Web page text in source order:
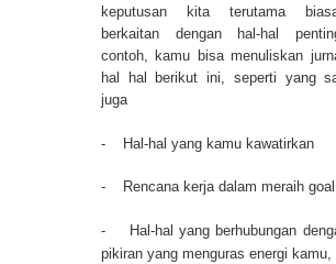
keputusan kita terutama
berkaitan dengan hal-hal
contoh, kamu bisa menuliskan
hal hal berikut ini, seperti yang
juga
- Hal-hal yang kamu kawatirkan
- Rencana kerja dalam meraih
- Hal-hal yang berhubungan
pikiran yang menguras energi kamu,